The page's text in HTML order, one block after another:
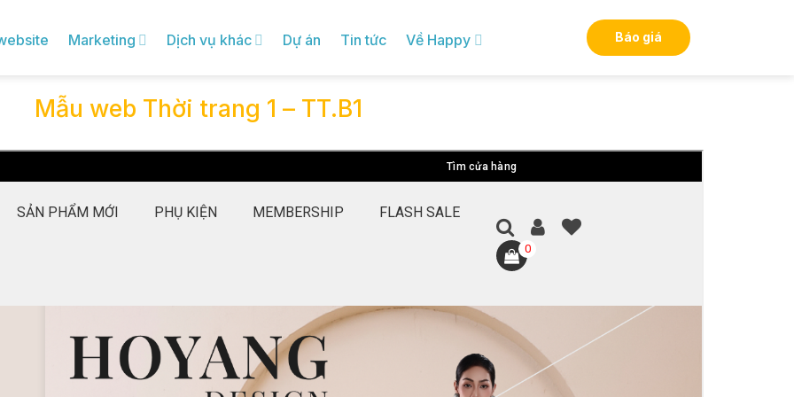
Marketing Dịch vụ khác Dự án Tin tức Về Happy Báo giá
Mẫu web Thời trang 1 – TT.B1